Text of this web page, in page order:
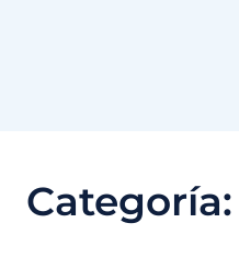
Categoría: